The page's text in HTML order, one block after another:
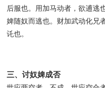
后服也。用加马动者，欲逋逃
婢随奴而逃也。财加武动化兄
讬也。
三、讨奴婢成否